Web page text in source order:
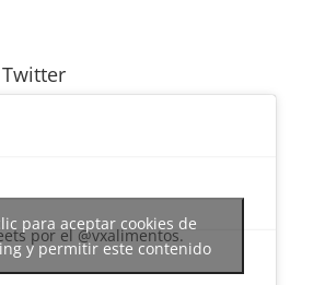
por el @vxalimentos.
para aceptar cookies de
y permitir este contenido